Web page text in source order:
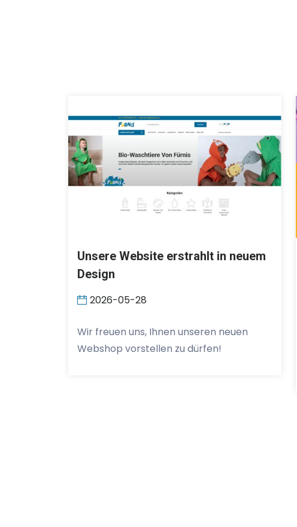
Unsere Website erstrahlt in neuem
Design
2026-05-28
Wir freuen uns, Ihnen unseren neuen
Webshop vorstellen zu dürfen!